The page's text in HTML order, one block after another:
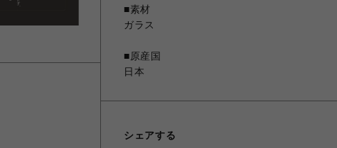
■素材
ガラス
■原産国
日本
シェアする